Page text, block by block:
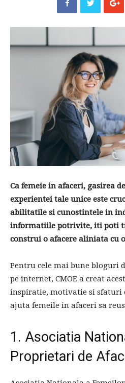
Ca femeie in afaceri, gasirea
experientei tale unice este
abilitatile si cunostintele in
informatiile potrivite, iti poti
construi o afacere aliniata cu
Pentru cele mai bune bloguri
pe internet, CMOE a creat
inspiratie, motivatie si sfaturi
ajuta femeile in afaceri sa
1. Asociatia
Proprietari de